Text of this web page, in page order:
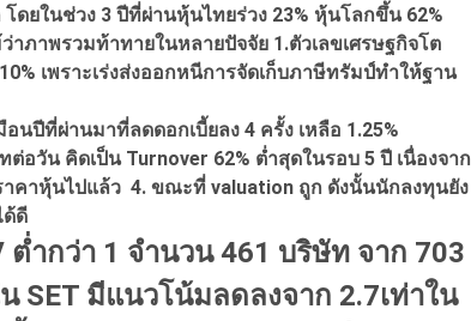
ยในช่วง 3 ปีที่ผ่านหุ้นไทยร่วง 23% หุ้นโลกขึ้น 62%
ภาพรวมท้าทายในหลายปัจจัย 1.ตัวเลขเศรษฐกิจโต
เพราะเร่งส่งออกหนีการจัดเก็บภาษีทรัมป์ทำให้ฐาน
นปีที่ผ่านมาที่ลดดอกเบี้ยลง 4 ครั้ง เหลือ 1.25%
อวัน คิดเป็น Turnover 62% ต่ำสุดในรอบ 5 ปี เนื่องจาก
คาหุ้นไปแล้ว 4. ขณะที่ valuation ถูก ดังนั้นนักลงทุนยัง
ด้ดี
ำกว่า 1 จำนวน 461 บริษัท จาก 703
SET มีแนวโน้มลดลงจาก 2.7เท่าใน